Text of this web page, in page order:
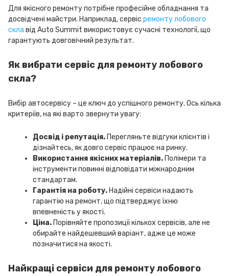
Для якісного ремонту потрібне професійне обладнання та
досвідчені майстри. Наприклад, сервіс ремонту лобового
скла від Auto Summit використовує сучасні технології, що
гарантують довговічний результат.
Як вибрати сервіс для ремонту лобового
скла?
Вибір автосервісу – це ключ до успішного ремонту. Ось кілька
критеріїв, на які варто звернути увагу:
Досвід і репутація. Перегляньте відгуки клієнтів і
дізнайтесь, як довго сервіс працює на ринку.
Використання якісних матеріалів. Полімери та
інструменти повинні відповідати міжнародним
стандартам.
Гарантія на роботу. Надійні сервіси надають
гарантію на ремонт, що підтверджує їхню
впевненість у якості.
Ціна. Порівняйте пропозиції кількох сервісів, але не
обирайте найдешевший варіант, адже це може
позначитися на якості.
Найкращі сервіси для ремонту лобового